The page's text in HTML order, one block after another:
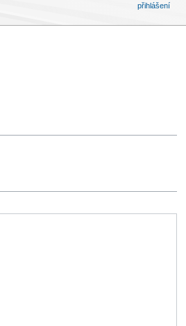
přihlášení